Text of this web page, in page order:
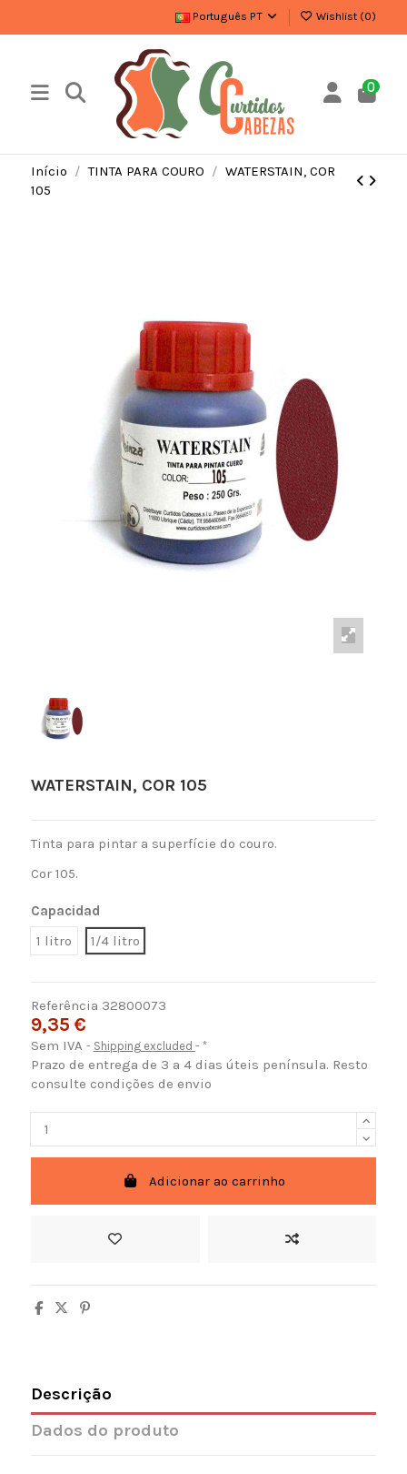
Português PT Wishlist (0)
0
Início TINTA PARA COURO
WATERSTAIN, COR
105
WATERSTAIN, COR 105
Tinta para pintar a superfície do couro.
Cor 105.
Capacidad
1 litro
1/4 litro
Referência 32800073
9,35 €
Sem IVA Shipping excluded *
Prazo de entrega de 3 a 4 dias úteis península. Resto
consulte condições de envio
Adicionar ao carrinho
Descrição
Dados do produto